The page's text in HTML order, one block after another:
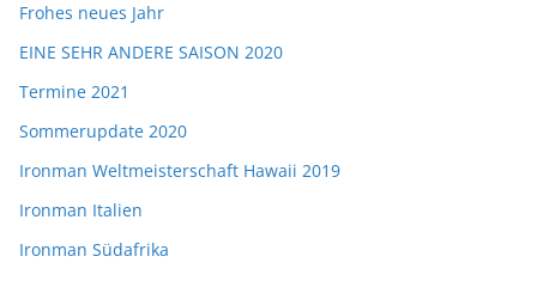
Frohes neues Jahr
EINE SEHR ANDERE SAISON 2020
Termine 2021
Sommerupdate 2020
Ironman Weltmeisterschaft Hawaii 2019
Ironman Italien
Ironman Südafrika